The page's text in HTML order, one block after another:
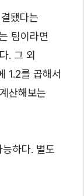
됐다는
팀이라면
. 그 외
1.2를 곱해서
산해보는
하다. 별도